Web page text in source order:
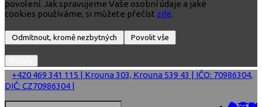
povolení. Jak spravujeme Vaše osobní údaje a jaké
cookies používáme, si můžete přečíst zde.
+420 469 341 115 | Krouna 303, Krouna 539 43 | IČO: 70986304,
DIČ: CZ70986304 |